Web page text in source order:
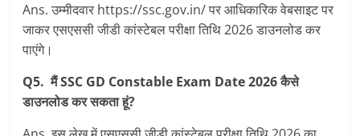
Ans. उम्मीदवार https://ssc.gov.in/ पर आधिकारिक वेबसाइट पर
जाकर एसएससी जीडी कांस्टेबल परीक्षा तिथि 2026 डाउनलोड कर
पाएंगे।
Q5. मैं SSC GD Constable Exam Date 2026 कैसे
डाउनलोड कर सकता हूं?